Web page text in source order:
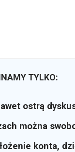
TYLKO:
ostrą
można
konta,